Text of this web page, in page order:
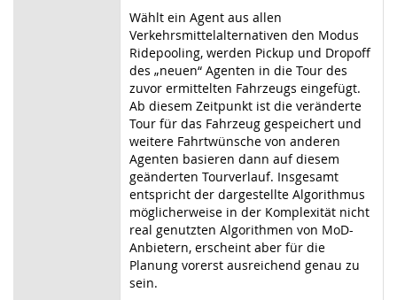
Wählt ein Agent aus allen
Verkehrsmittelalternativen den Modus
Ridepooling, werden Pickup und Dropoff
des „neuen“ Agenten in die Tour des
zuvor ermittelten Fahrzeugs eingefügt.
Ab diesem Zeitpunkt ist die veränderte
Tour für das Fahrzeug gespeichert und
weitere Fahrtwünsche von anderen
Agenten basieren dann auf diesem
geänderten Tourverlauf. Insgesamt
entspricht der dargestellte Algorithmus
möglicherweise in der Komplexität nicht
real genutzten Algorithmen von MoD-
Anbietern, erscheint aber für die
Planung vorerst ausreichend genau zu
sein.